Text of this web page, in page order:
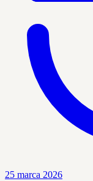
25 marca 2026